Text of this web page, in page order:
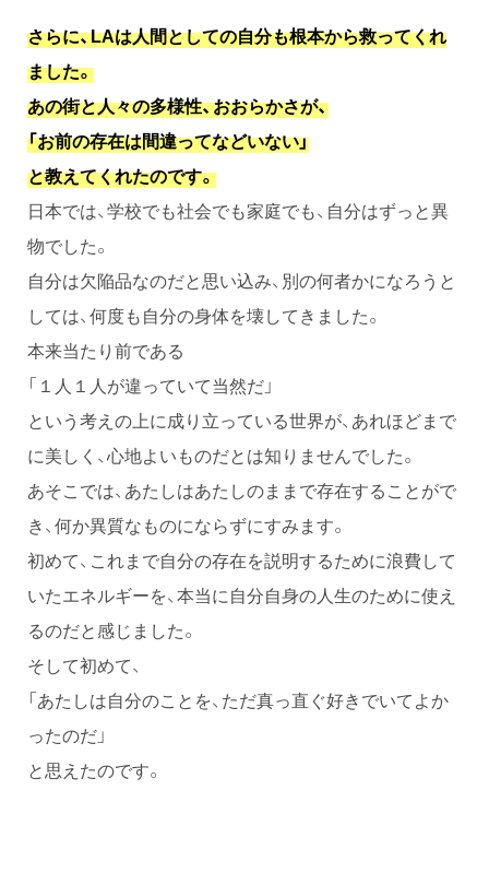
さらに、LAは人間としての自分も根本から救ってくれ
ました。
あの街と人々の多様性、おおらかさが、
「お前の存在は間違ってなどいない」
と教えてくれたのです。
日本では、学校でも社会でも家庭でも、自分はずっと異
物でした。
自分は欠陥品なのだと思い込み、別の何者かになろうと
しては、何度も自分の身体を壊してきました。
本来当たり前である
「１人１人が違っていて当然だ」
という考えの上に成り立っている世界が、あれほどまで
に美しく、心地よいものだとは知りませんでした。
あそこでは、あたしはあたしのままで存在することがで
き、何か異質なものにならずにすみます。
初めて、これまで自分の存在を説明するために浪費して
いたエネルギーを、本当に自分自身の人生のために使え
るのだと感じました。
そして初めて、
「あたしは自分のことを、ただ真っ直ぐ好きでいてよか
ったのだ」
と思えたのです。